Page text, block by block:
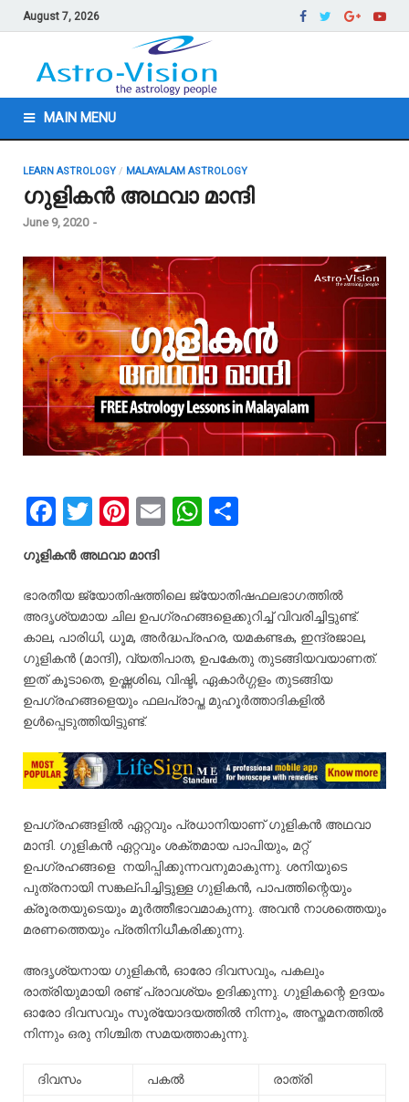
August 7, 2026
MAIN MENU
LEARN ASTROLOGY / MALAYALAM ASTROLOGY
ഗുളികൻ അഥവാ മാന്ദി
June 9, 2020 -
F
ce
b
o
o
k
T
tt
er
Pi
er
es
t
E
W
s
A
p
p
e
ഗുളികൻ അഥവാ മാന്ദി
ഭാരതീയ ജ്യോതിഷത്തിലെ ജ്യോതിഷഫലഭാഗത്തിൽ
അദൃശ്യമായ ചില ഉപഗ്രഹങ്ങളെക്കുറിച്ച് വിവരിച്ചിട്ടുണ്ട്.
കാല, പാരിധി, ധൂമ, അർദ്ധപ്രഹര, യമകണ്ടക, ഇന്ദ്രജാല,
ഗുളികൻ (മാന്ദി), വ്യതിപാത, ഉപകേതു തുടങ്ങിയവയാണത്.
ഇത് കൂടാതെ, ഉഷ്ണശിഖ, വിഷ്ടി, ഏകാർഗ്ഗളം തുടങ്ങിയ
ഉപഗ്രഹങ്ങളെയും ഫലപ്രാപ്ത മുഹൂർത്താദികളിൽ
ഉൾപ്പെടുത്തിയിട്ടുണ്ട്.
ഉപഗ്രഹങ്ങളിൽ ഏറ്റവും പ്രധാനിയാണ് ഗുളികൻ അഥവാ
മാന്ദി. ഗുളികൻ ഏറ്റവും ശക്തമായ പാപിയും, മറ്റ്
ഉപഗ്രഹങ്ങളെ നയിപ്പിക്കുന്നവനുമാകുന്നു. ശനിയുടെ
പുത്രനായി സങ്കല്പിച്ചിട്ടുള്ള ഗുളികൻ, പാപത്തിന്റെയും
ക്രൂരതയുടെയും മൂർത്തീഭാവമാകുന്നു. അവൻ നാശത്തെയും
മരണത്തെയും പ്രതിനിധീകരിക്കുന്നു.
അദൃശ്യനായ ഗുളികൻ, ഓരോ ദിവസവും, പകലും
രാത്രിയുമായി രണ്ട് പ്രാവശ്യം ഉദിക്കുന്നു. ഗുളികന്റെ ഉദയം
ഓരോ ദിവസവും സൂര്യോദയത്തിൽ നിന്നും, അസ്തമനത്തിൽ
നിന്നും ഒരു നിശ്ചിത സമയത്താകുന്നു.
ദിവസം പകൽ
രാത്രി